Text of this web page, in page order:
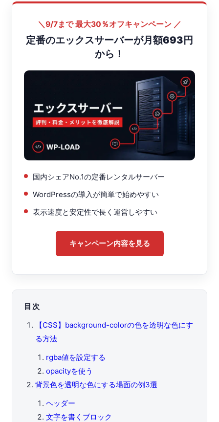
＼9/7まで 最大30％オフキャンペーン ／
定番のエックスサーバーが月額693円
から！
国内シェアNo.1の定番レンタルサーバー
WordPressの導入が簡単で始めやすい
表示速度と安定性で長く運営しやすい
キャンペーン内容を見る
目次
【CSS】background-colorの色を透明な色にす
る方法
rgba値を設定する
opacityを使う
背景色を透明な色にする場面の例3選
ヘッダー
文字を書くブロック